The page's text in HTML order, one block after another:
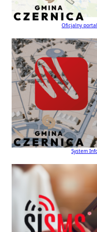
Oficjalny
System